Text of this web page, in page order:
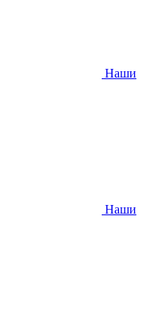
Наши
Наши